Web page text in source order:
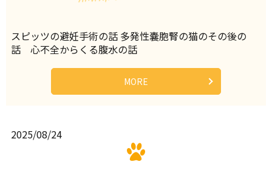
スピッツの避妊手術の話 多発性嚢胞腎の猫のその後の
話 心不全からくる腹水の話
MORE
2025/08/24